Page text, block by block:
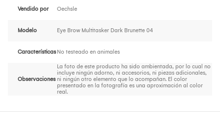
Vendido por Oechsle
Modelo Eye Brow Multitasker Dark Brunette 04
Características No testeado en animales
Observaciones
La foto de este producto ha sido ambientada, por lo cual no
incluye ningún adorno, ni accesorios, ni piezas adicionales,
ni ningún otro elemento que lo acompañan. El color
presentado en la fotografía es una aproximación al color
real.